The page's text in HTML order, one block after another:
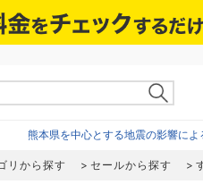
熊本県を中心とする地震の影響に
リから探す セールから探す